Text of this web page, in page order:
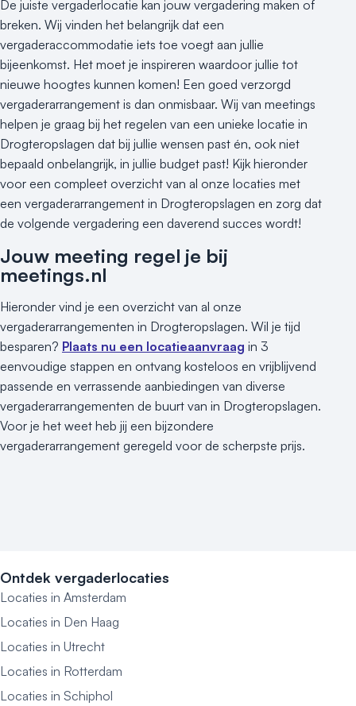
De juiste vergaderlocatie kan jouw vergadering maken of
breken. Wij vinden het belangrijk dat een
vergaderaccommodatie iets toe voegt aan jullie
bijeenkomst. Het moet je inspireren waardoor jullie tot
nieuwe hoogtes kunnen komen! Een goed verzorgd
vergaderarrangement is dan onmisbaar. Wij van meetings
helpen je graag bij het regelen van een unieke locatie in
Drogteropslagen dat bij jullie wensen past én, ook niet
bepaald onbelangrijk, in jullie budget past! Kijk hieronder
voor een compleet overzicht van al onze locaties met
een vergaderarrangement in Drogteropslagen en zorg dat
de volgende vergadering een daverend succes wordt!
Jouw meeting regel je bij
meetings.nl
Hieronder vind je een overzicht van al onze
vergaderarrangementen in Drogteropslagen. Wil je tijd
besparen? Plaats nu een locatieaanvraag in 3
eenvoudige stappen en ontvang kosteloos en vrijblijvend
passende en verrassende aanbiedingen van diverse
vergaderarrangementen de buurt van in Drogteropslagen.
Voor je het weet heb jij een bijzondere
vergaderarrangement geregeld voor de scherpste prijs.
Ontdek vergaderlocaties
Locaties in Amsterdam
Locaties in Den Haag
Locaties in Utrecht
Locaties in Rotterdam
Locaties in Schiphol